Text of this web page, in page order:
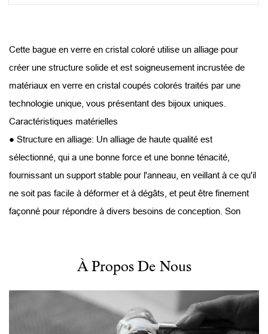
Cette bague en verre en cristal coloré utilise un alliage pour
créer une structure solide et est soigneusement incrustée de
matériaux en verre en cristal coupés colorés traités par une
technologie unique, vous présentant des bijoux uniques.
Caractéristiques matérielles
● Structure en alliage: Un alliage de haute qualité est
sélectionné, qui a une bonne force et une bonne ténacité,
fournissant un support stable pour l'anneau, en veillant à ce qu'il
ne soit pas facile à déformer et à dégâts, et peut être finement
façonné pour répondre à divers besoins de conception. Son
● Matériau en verre cristallin coloré: différent des matériaux
par tir à haute température. Les cristaux de différentes couleurs
se mélangent à des températures élevées pour former une
À Propos De Nous